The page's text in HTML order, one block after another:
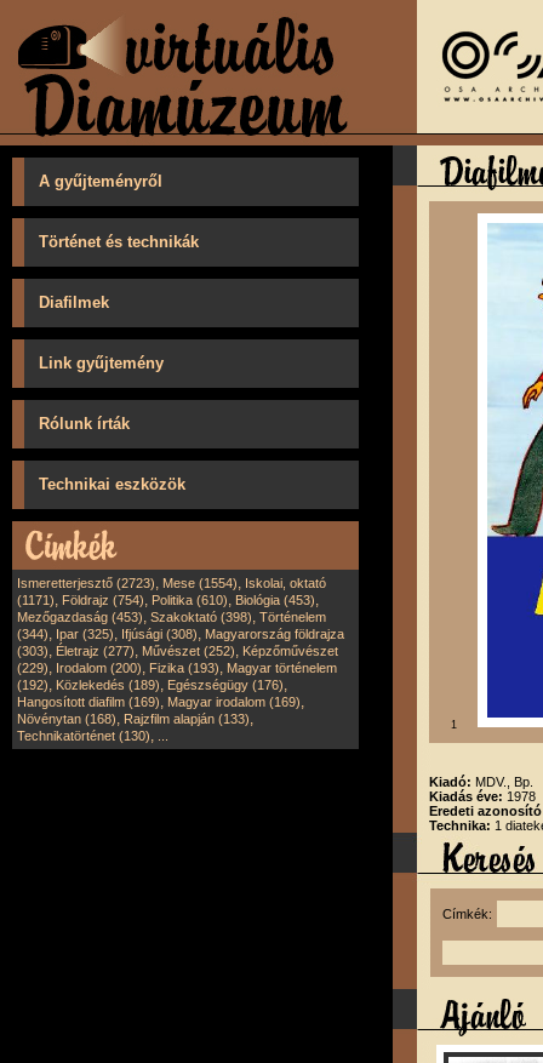
A gyűjteményről
Történet és technikák
Diafilmek
Link gyűjtemény
Rólunk írták
Technikai eszközök
Ismeretterjesztő (2723), Mese (1554), Iskolai, oktató
(1171), Földrajz (754), Politika (610), Biológia (453),
Mezőgazdaság (453), Szakoktató (398), Történelem
(344), Ipar (325), Ifjúsági (308), Magyarország földrajza
(303), Életrajz (277), Művészet (252), Képzőművészet
(229), Irodalom (200), Fizika (193), Magyar történelem
(192), Közlekedés (189), Egészségügy (176),
Hangosított diafilm (169), Magyar irodalom (169),
Növénytan (168), Rajzfilm alapján (133),
Technikatörténet (130),
1
Kiadó: MDV., Bp.
Kiadás éve: 1978
Eredeti
Technika: 1
Címkék: